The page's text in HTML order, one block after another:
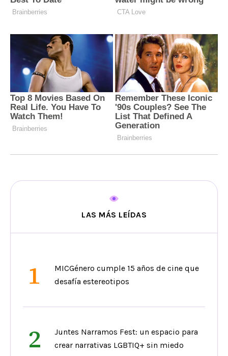
LAS MÁS LEÍDAS
1
MICGénero cumple 15 años de cine que
desafía estereotipos
2
Juntes Narramos Fest: un espacio para
crear narrativas LGBTIQ+ sin miedo